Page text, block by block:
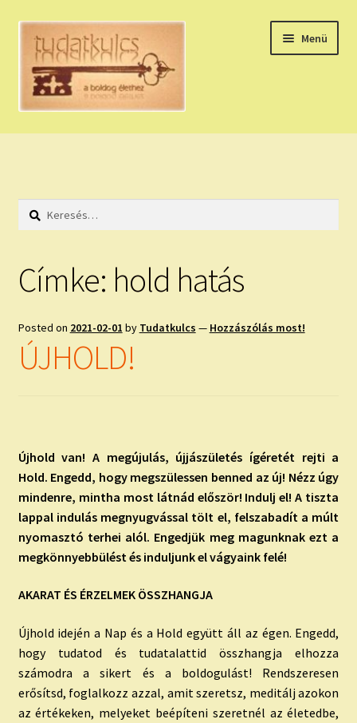
Ugrás
navigációhoz
Kilépés
tartalomba
Menü
HÚZZ EGY KÁRTYÁT!
HOLDNAPTÁR
KÉRJ EGY MEGERŐSÍTÉST!
IRATKOZZ FEL A VIDEÓ CSATORNÁNKRA!
TAROT ELEMZÉS MEGRENDELÉSE LIMITÁLT!
AJÁNDÉKOKKAL!
Keresés:
Címke: hold hatás
Posted on 2021-02-01 by Tudatkulcs — Hozzászólás most!
ÚJHOLD!
Újhold van! A megújulás, újjászületés ígéretét rejti a
Hold. Engedd, hogy megszülessen benned az új! Nézz úgy
mindenre, mintha most látnád először! Indulj el! A tiszta
lappal indulás megnyugvással tölt el, felszabadít a múlt
nyomasztó terhei alól. Engedjük meg magunknak ezt a
megkönnyebbülést és induljunk el vágyaink felé!
AKARAT ÉS ÉRZELMEK ÖSSZHANGJA
Újhold idején a Nap és a Hold együtt áll az égen. Engedd,
hogy tudatod és tudatalattid összhangja elhozza
számodra a sikert és a boldogulást! Rendszeresen
erősítsd, foglalkozz azzal, amit szeretsz, meditálj azokon
az értékeken, melyeket beépíteni szeretnél az életedbe,